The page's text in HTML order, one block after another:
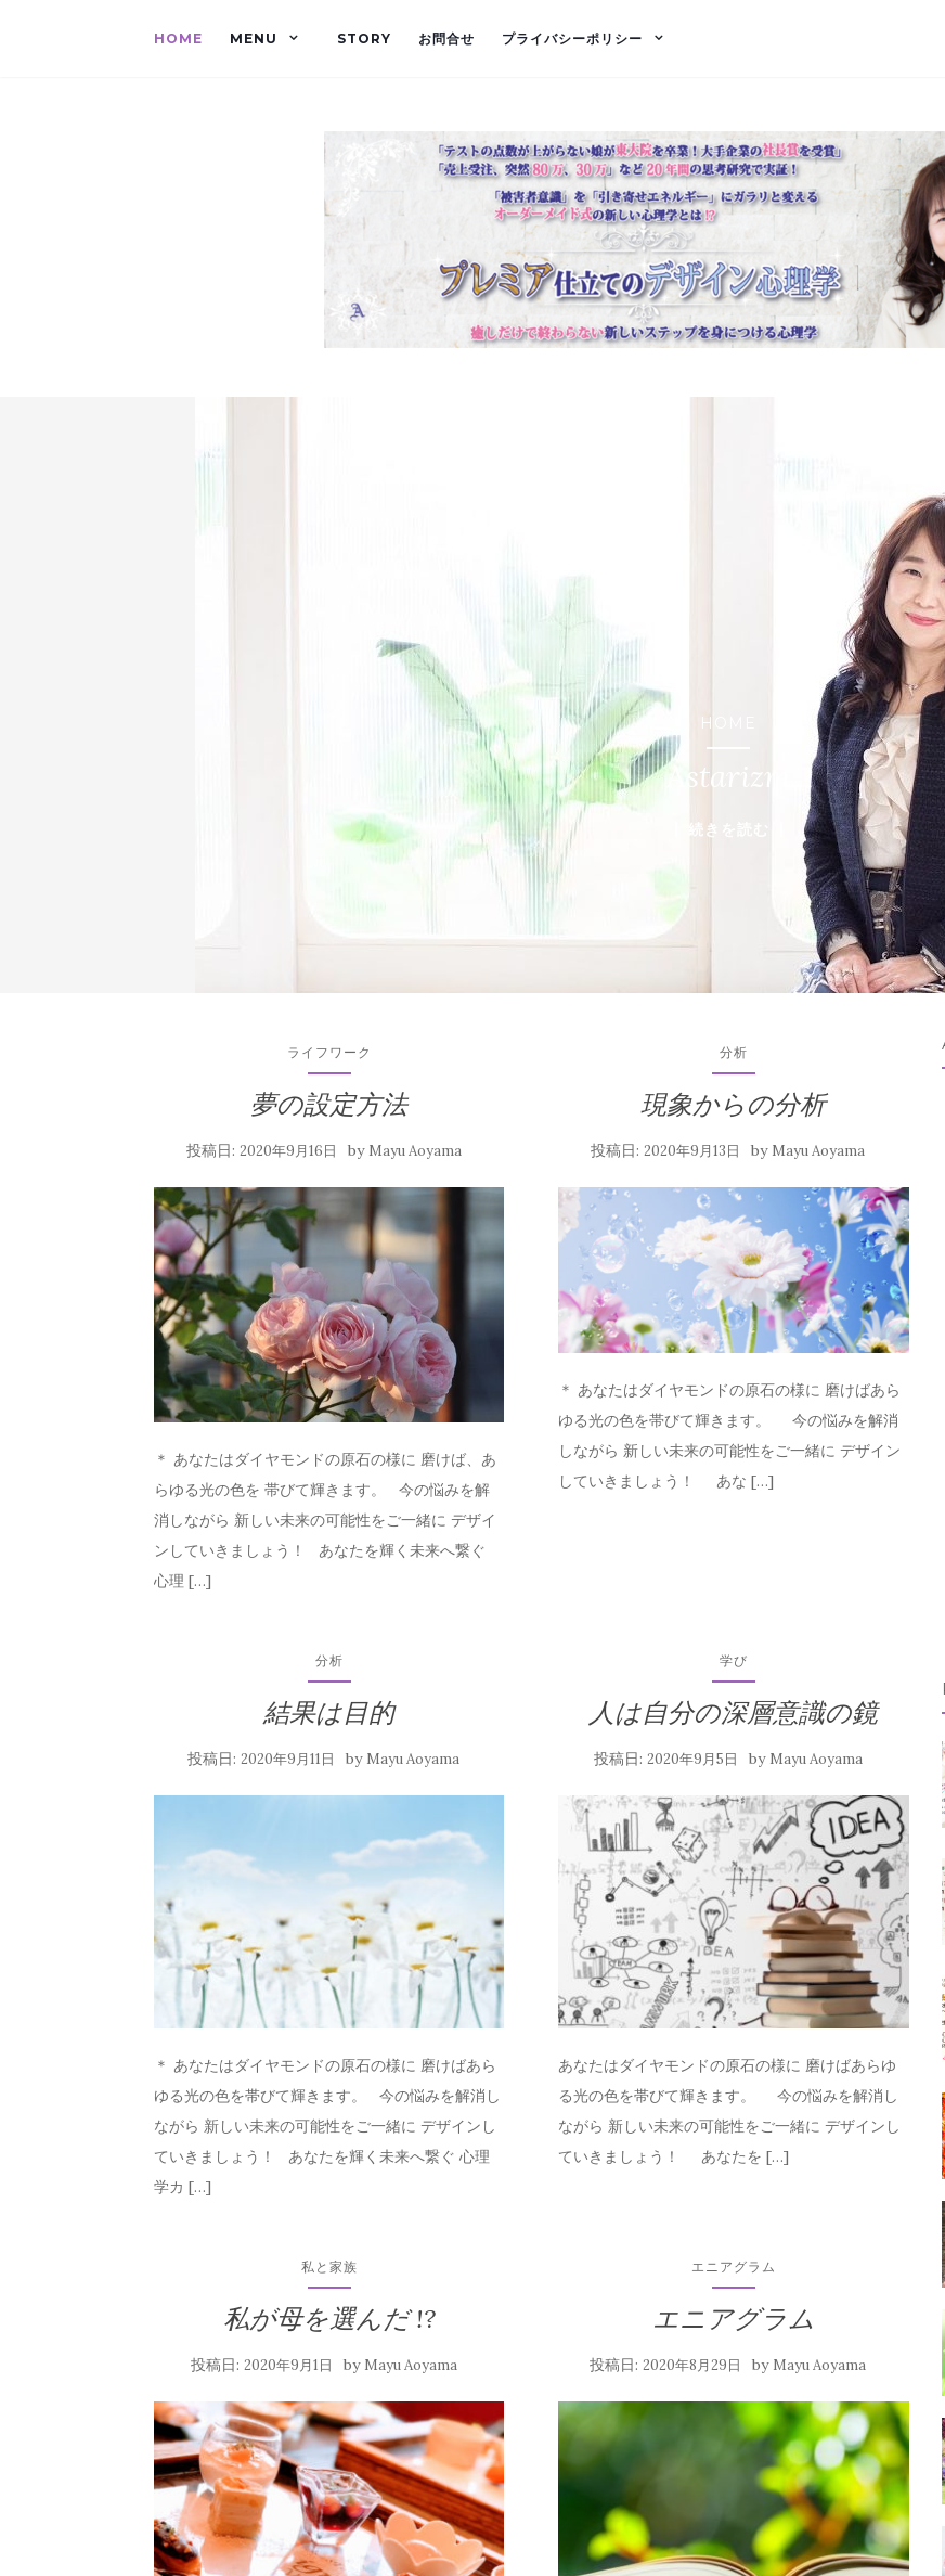
HOME MENU STORY お問合せ プライバシーポリシー
HOME
Astarizm
続きを読む
ライフワーク
夢の設定方法
投稿日: 2020年9月16日 by Mayu Aoyama
＊ あなたはダイヤモンドの原石の様に 磨けば、あ
らゆる光の色を 帯びて輝きます。 今の悩みを解
消しながら 新しい未来の可能性をご一緒に デザイ
ンしていきましょう！ あなたを輝く未来へ繋ぐ
心理 […]
分析
現象からの分析
投稿日:2020年9月13日 by Mayu Aoyama
＊ あなたはダイヤモンドの原石の様に 磨けばあら
ゆる光の色を帯びて輝きます。 今の悩みを解消
しながら 新しい未来の可能性をご一緒に デザイン
していきましょう！ あな […]
分析
結果は目的
投稿日:2020年9月11日 by Mayu Aoyama
＊ あなたはダイヤモンドの原石の様に 磨けばあら
ゆる光の色を帯びて輝きます。 今の悩みを解消し
ながら 新しい未来の可能性をご一緒に デザインし
ていきましょう！ あなたを輝く未来へ繋ぐ 心理
学カ […]
学び
人は自分の深層意識の鏡
投稿日: 2020年9月5日 by Mayu Aoyama
あなたはダイヤモンドの原石の様に 磨けばあらゆ
る光の色を帯びて輝きます。 今の悩みを解消し
ながら 新しい未来の可能性をご一緒に デザインし
ていきましょう！ あなたを […]
私と家族
私が母を選んだ !?
投稿日: 2020年9月1日 by Mayu Aoyama
エニアグラム
エニアグラム
投稿日:2020年8月29日 by Mayu Aoyama